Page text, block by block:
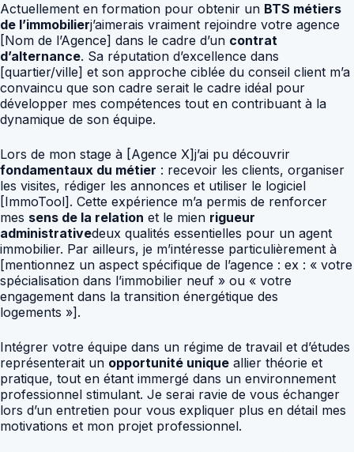
Actuellement en formation pour obtenir un BTS métiers
de l’immobilierj’aimerais vraiment rejoindre votre agence
[Nom de l’Agence] dans le cadre d’un contrat
d’alternance. Sa réputation d’excellence dans
[quartier/ville] et son approche ciblée du conseil client m’a
convaincu que son cadre serait le cadre idéal pour
développer mes compétences tout en contribuant à la
dynamique de son équipe.
Lors de mon stage à [Agence X]j’ai pu découvrir
fondamentaux du métier : recevoir les clients, organiser
les visites, rédiger les annonces et utiliser le logiciel
[ImmoTool]. Cette expérience m’a permis de renforcer
mes sens de la relation et le mien rigueur
administrativedeux qualités essentielles pour un agent
immobilier. Par ailleurs, je m’intéresse particulièrement à
[mentionnez un aspect spécifique de l’agence : ex : « votre
spécialisation dans l’immobilier neuf » ou « votre
engagement dans la transition énergétique des
logements »].
Intégrer votre équipe dans un régime de travail et d’études
représenterait un opportunité unique allier théorie et
pratique, tout en étant immergé dans un environnement
professionnel stimulant. Je serai ravie de vous échanger
lors d’un entretien pour vous expliquer plus en détail mes
motivations et mon projet professionnel.